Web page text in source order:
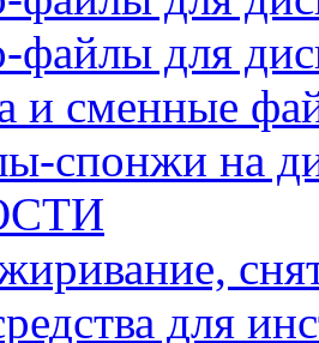
файлы для
и сменные
спонжи на
для